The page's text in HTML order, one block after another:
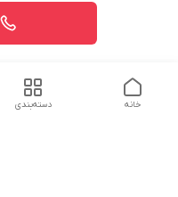
دسته‌بندی خانه